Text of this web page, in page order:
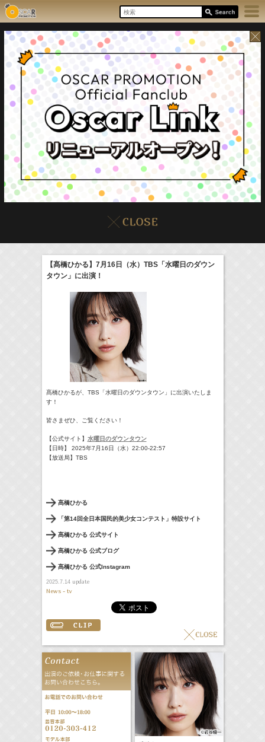
本日の出演情報 8/6(Thu) イベント販売情報
> More
【髙橋ひかる】7月16日（水）TBS「水曜日のダウン
タウン」に出演！
髙橋ひかるが、TBS「水曜日のダウンタウン」に出演いたしま
す！
皆さまぜひ、ご覧ください！
【公式サイト】 水曜日のダウンタウン
【日時】 2025年7月16日（水）22:00-22:57
【放送局】TBS
髙橋ひかる
「第14回全日本国民的美少女コンテスト」特設サイト
髙橋ひかる 公式サイト
髙橋ひかる 公式ブログ
髙橋ひかる 公式Instagram
2025.7.14update
News - tv